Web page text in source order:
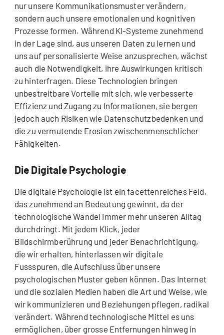
nur unsere Kommunikationsmuster verändern,
sondern auch unsere emotionalen und kognitiven
Prozesse formen. Während KI-Systeme zunehmend
in der Lage sind, aus unseren Daten zu lernen und
uns auf personalisierte Weise anzusprechen, wächst
auch die Notwendigkeit, ihre Auswirkungen kritisch
zu hinterfragen. Diese Technologien bringen
unbestreitbare Vorteile mit sich, wie verbesserte
Effizienz und Zugang zu Informationen, sie bergen
jedoch auch Risiken wie Datenschutzbedenken und
die zu vermutende Erosion zwischenmenschlicher
Fähigkeiten.
Die Digitale Psychologie
Die digitale Psychologie ist ein facettenreiches Feld,
das zunehmend an Bedeutung gewinnt, da der
technologische Wandel immer mehr unseren Alltag
durchdringt. Mit jedem Klick, jeder
Bildschirmberührung und jeder Benachrichtigung,
die wir erhalten, hinterlassen wir digitale
Fussspuren, die Aufschluss über unsere
psychologischen Muster geben können. Das Internet
und die sozialen Medien haben die Art und Weise, wie
wir kommunizieren und Beziehungen pflegen, radikal
verändert. Während technologische Mittel es uns
ermöglichen, über grosse Entfernungen hinweg in